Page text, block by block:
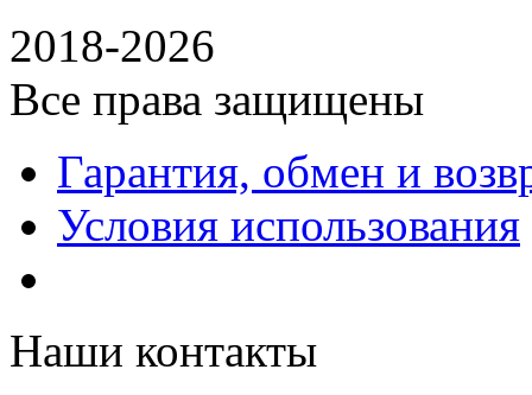
2018-2026
Все права защищены
Гарантия, обмен и
Условия использования
Наши контакты